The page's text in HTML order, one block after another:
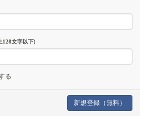
128文字以下)
る